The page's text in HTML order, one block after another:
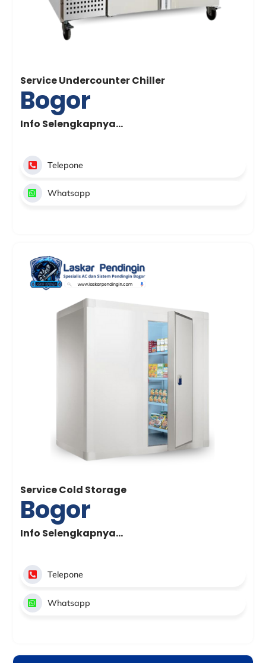
Service Undercounter Chiller
Bogor
Info Selengkapnya…
Telepone
Whatsapp
Service Cold Storage
Bogor
Info Selengkapnya…
Telepone
Whatsapp